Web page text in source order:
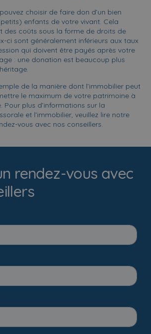
choisir de faire don d’un bien
enfants de votre vivant. Cela
des coûts sous la forme de droits de
ci sont généralement inférieurs aux taux
qui doivent être payés après votre
: une donation est beaucoup plus
de la manière dont l’immobilier peut
le maximum de votre patrimoine à
Pour plus d’informations sur la
et l’immobilier, veuillez lire notre
vous avec nos conseillers.
rendez-vous avec